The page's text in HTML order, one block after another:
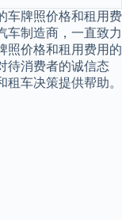
车牌照价格和租用费
车制造商，一直致力
照价格和租用费用的
待消费者的诚信态
车决策提供帮助。